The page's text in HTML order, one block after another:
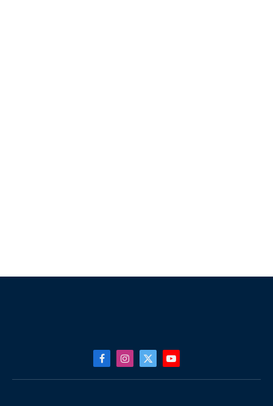
FacebookInstagram
X
(Twitter)
YouTube